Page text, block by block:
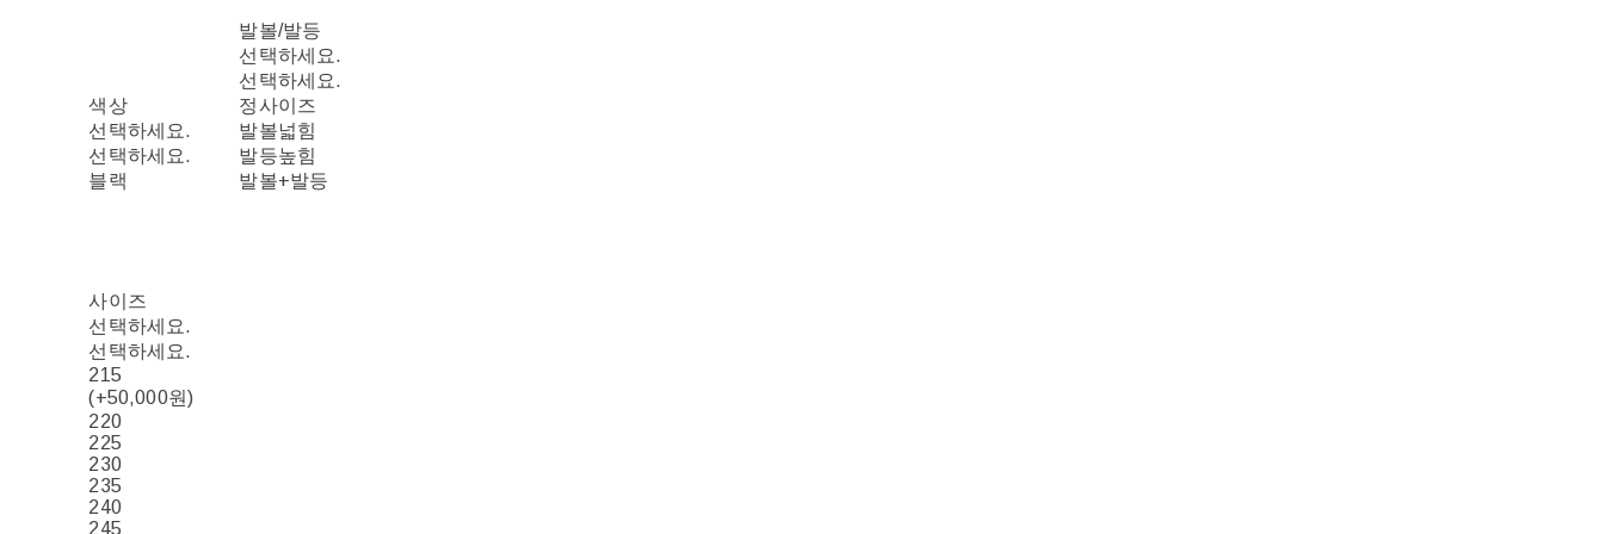
색상
선택하세요.
선택하세요.
블랙
발볼/발등
선택하세요.
선택하세요.
정사이즈
발볼넓힘
발등높힘
발볼+발등
사이즈
선택하세요.
선택하세요.
215
(+50,000원)
220
225
230
235
240
245